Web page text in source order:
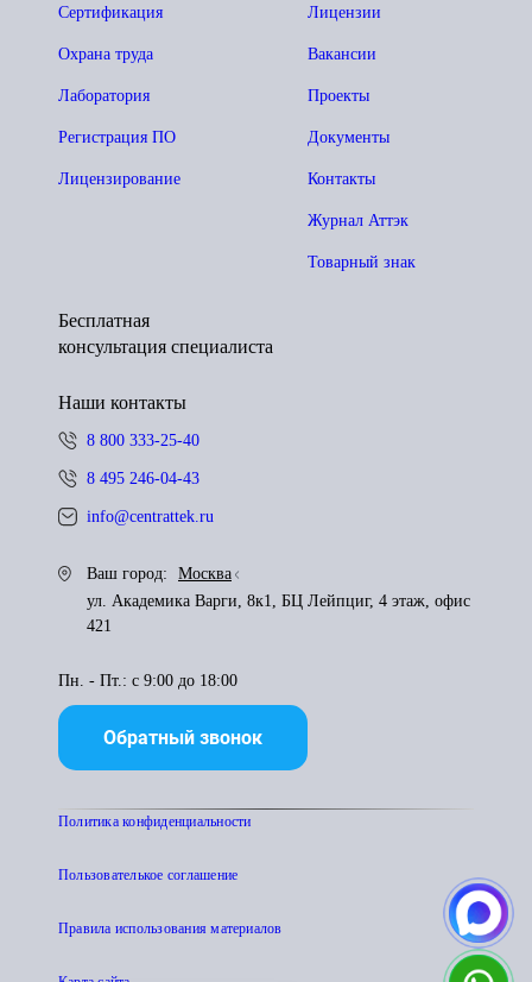
Лицензии
Вакансии
Проекты
Документы
Контакты
Журнал Аттэк
Товарный знак
Сертификация
Охрана труда
Лаборатория
Регистрация ПО
Лицензирование
Бесплатная
консультация специалиста
Наши контакты
8 800 333-25-40
8 495 246-04-43
info@centrattek.ru
Ваш город:
Москва
ул. Академика Варги, 8к1, БЦ Лейпциг, 4 этаж, офис
421
Пн. - Пт.: с 9:00 до 18:00
Обратный звонок
Политика конфиденциальности
Пользователькое соглашение
Правила использования материалов